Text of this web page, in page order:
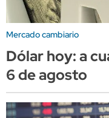
Mercado cambiario
Dólar hoy: a
6 de agosto